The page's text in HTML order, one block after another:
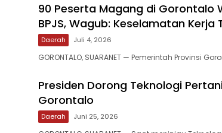
‎90 Peserta Magang di Gorontalo
BPJS, Wagub: Keselamatan Kerja
Daerah Juli 4, 2026
‎‎GORONTALO, SUARANET — Pemerintah Provinsi
‎Presiden Dorong Teknologi
Gorontalo
Daerah Juni 25, 2026